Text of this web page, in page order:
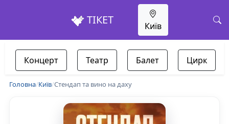
ТІКЕТ Київ
Концерт Театр Балет Цирк
Головна/Київ/Стендап та вино на даху